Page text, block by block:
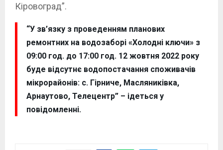
Кіровоград”.
“У зв’язку з проведенням планових
ремонтних на водозаборі «Холодні ключи» з
09:00 год. до 17:00 год. 12 жовтня 2022 року
буде відсутнє водопостачання споживачів
мікрорайонів: с. Гірниче, Масляниківка,
Арнаутово, Телецентр” – ідеться у
повідомленні.